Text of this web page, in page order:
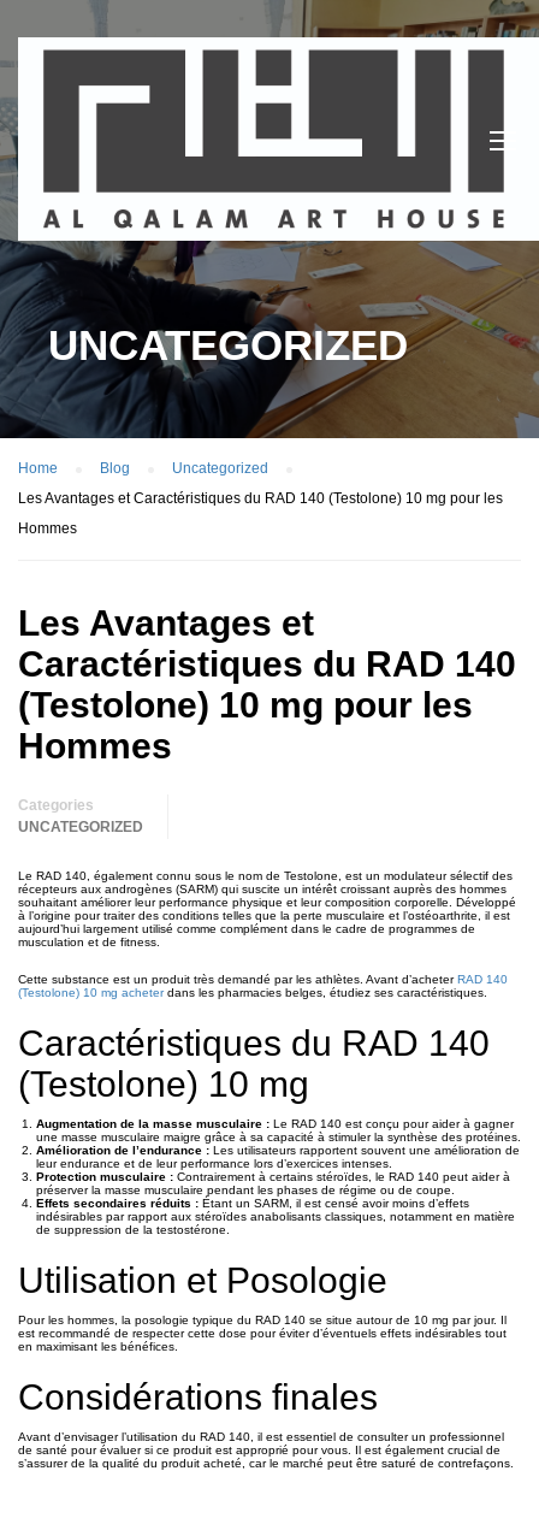
UNCATEGORIZED
Home Blog
Uncategorized
Les Avantages et Caractéristiques du RAD 140 (Testolone) 10 mg pour les
Hommes
Les Avantages et
Caractéristiques du RAD 140
(Testolone) 10 mg pour les
Hommes
Categories
UNCATEGORIZED
Le RAD 140, également connu sous le nom de Testolone, est un modulateur sélectif des
récepteurs aux androgènes (SARM) qui suscite un intérêt croissant auprès des hommes
souhaitant améliorer leur performance physique et leur composition corporelle. Développé
à l’origine pour traiter des conditions telles que la perte musculaire et l’ostéoarthrite, il est
aujourd’hui largement utilisé comme complément dans le cadre de programmes de
musculation et de fitness.
Cette substance est un produit très demandé par les athlètes. Avant d’acheterRAD 140
(Testolone) 10 mg acheterdans les pharmacies belges, étudiez ses caractéristiques.
Caractéristiques du RAD 140
(Testolone) 10 mg
Augmentation de la masse musculaire : Le RAD 140 est conçu pour aider à gagner
une masse musculaire maigre grâce à sa capacité à stimuler la synthèse des protéines.
Amélioration de l’endurance : Les utilisateurs rapportent souvent une amélioration de
leur endurance et de leur performance lors d’exercices intenses.
Protection musculaire : Contrairement à certains stéroïdes, le RAD 140 peut aider à
préserver la masse musculaire pendant les phases de régime ou de coupe.
Effets secondaires réduits : Étant un SARM, il est censé avoir moins d’effets
indésirables par rapport aux stéroïdes anabolisants classiques, notamment en matière
de suppression de la testostérone.
Utilisation et Posologie
Pour les hommes, la posologie typique du RAD 140 se situe autour de 10 mg par jour. Il
est recommandé de respecter cette dose pour éviter d’éventuels effets indésirables tout
en maximisant les bénéfices.
Considérations finales
Avant d’envisager l’utilisation du RAD 140, il est essentiel de consulter un professionnel
de santé pour évaluer si ce produit est approprié pour vous. Il est également crucial de
s’assurer de la qualité du produit acheté, car le marché peut être saturé de contrefaçons.